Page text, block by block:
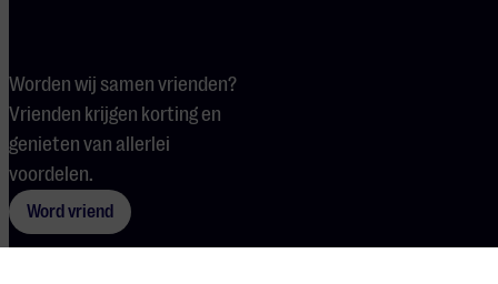
Worden wij samen vrienden?
Vrienden krijgen korting en
genieten van allerlei
voordelen.
Word vriend